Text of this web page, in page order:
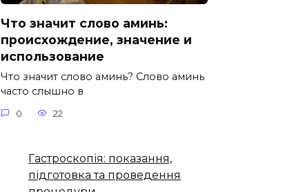
Что значит слово аминь:
происхождение, значение и
использование
Что значит слово аминь? Слово аминь
часто слышно в
0 22
Гастроскопія: показання,
підготовка та проведення